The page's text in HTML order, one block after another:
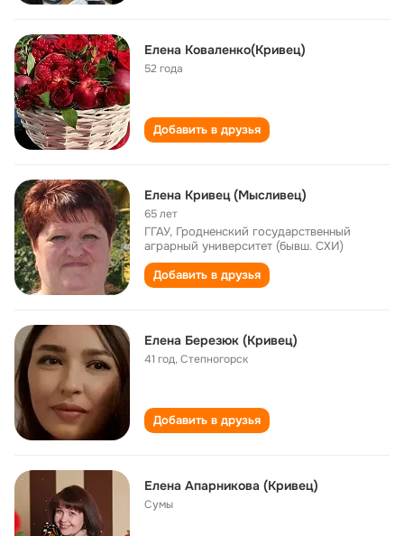
Елена Коваленко(Кривец)
52 года
Добавить в друзья
Елена Кривец (Мысливец)
65 лет
ГГАУ, Гродненский государственный
аграрный университет (бывш. СХИ)
Добавить в друзья
Елена Березюк (Кривец)
41 год,Степногорск
Добавить в друзья
Елена Апарникова (Кривец)
Сумы